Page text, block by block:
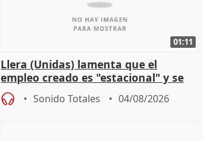
01:11
Llera (Unidas) lamenta que el
empleo creado es "estacional" y se
"esfumará" al acabar el verano
Sonido Totales 04/08/2026